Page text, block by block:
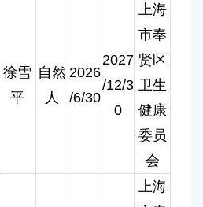
徐雪
平
自然
人
2026
/6/30
2027
/12/3
0
上海
市奉
贤区
卫生
健康
委员
会
上海